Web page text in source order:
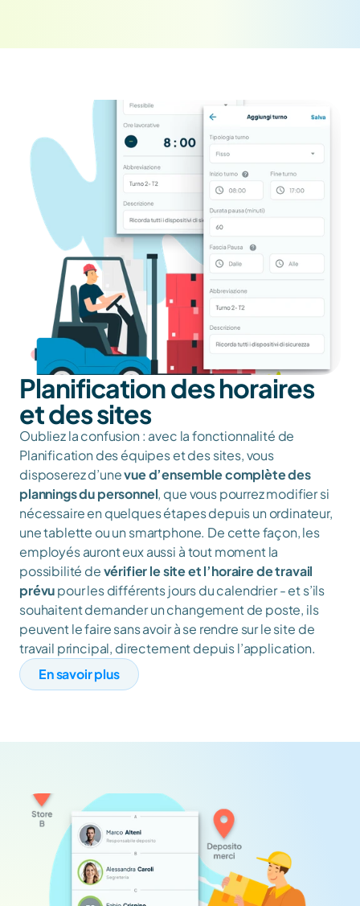
Planification des horaires
et des sites
Oubliez la confusion : avec la fonctionnalité de
Planification des équipes et des sites, vous
disposerez d’une vue d’ensemble complète des
plannings du personnel, que vous pourrez modifier si
nécessaire en quelques étapes depuis un ordinateur,
une tablette ou un smartphone. De cette façon, les
employés auront eux aussi à tout moment la
possibilité de vérifier le site et l’horaire de travail
prévu pour les différents jours du calendrier - et s’ils
souhaitent demander un changement de poste, ils
peuvent le faire sans avoir à se rendre sur le site de
travail principal, directement depuis l’application.
En savoir plus